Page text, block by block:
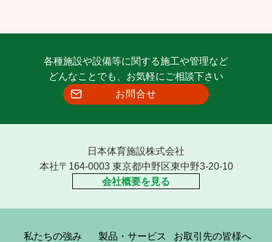
各種施設や設備等に関する施工や管理など
どんなことでも、お気軽にご相談下さい
お問合せ
日本体育施設株式会社
本社〒164-0003 東京都中野区東中野3-20-10
会社概要を見る
私たちの強み
製品・サービス
お取引先の皆様へ